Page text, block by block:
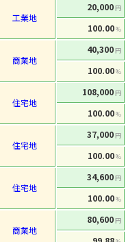
工業地
20,000円
100.00%
商業地
40,300円
100.00%
住宅地
108,000円
100.00%
住宅地
37,000円
100.00%
住宅地
34,600円
100.00%
商業地
80,600円